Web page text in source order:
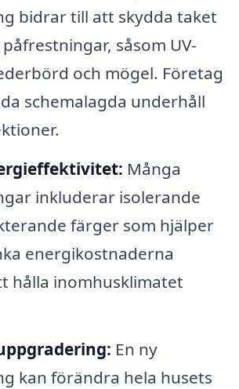
bidrar till att skydda taket
såsom UV-
och mögel. Företag
schemalagda underhåll
Många
inkluderar isolerande
färger som hjälper
energikostnaderna
hålla inomhusklimatet
En ny
kan förändra hela husets